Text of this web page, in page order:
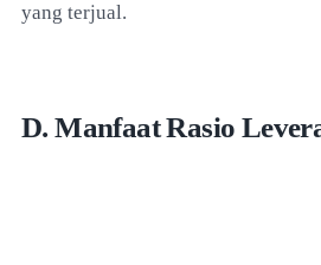
yang terjual.
D. Manfaat Rasio